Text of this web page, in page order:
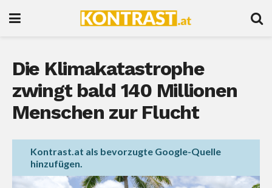
Die Klimakatastrophe
zwingt bald 140 Millionen
Menschen zur Flucht
Kontrast.at als bevorzugte Google-Quelle
hinzufügen.